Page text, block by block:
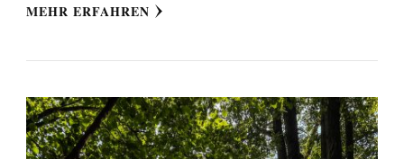
MEHR ERFAHREN